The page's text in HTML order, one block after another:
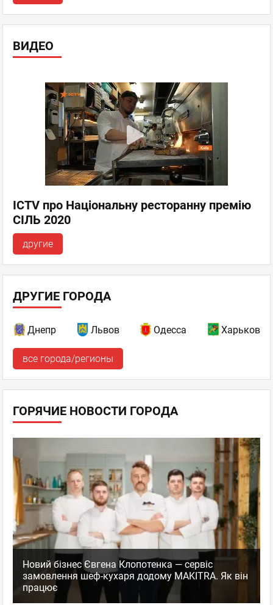
ВИДЕО
ICTV про Національну ресторанну премію
СІЛЬ 2020
другие
ДРУГИЕ ГОРОДА
Днепр Львов Одесса Харьков
все города/регионы
ГОРЯЧИЕ НОВОСТИ ГОРОДА
Новий бізнес Євгена Клопотенка — сервіс
замовлення шеф-кухаря додому MAKITRA. Як він
працює